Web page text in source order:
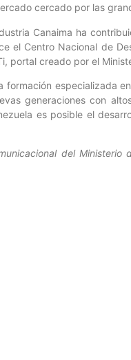
cercado por las
Canaima ha
el Centro Nacional de
portal creado por el
formación especializada
generaciones con
es posible el
del